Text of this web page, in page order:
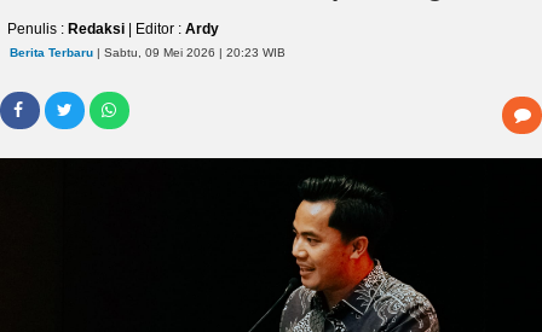
INTERNASIONAL
DUNIA
HEALTH
PROPERTY
Penulis : Redaksi | Editor : Ardy
Berita Terbaru | Sabtu, 09 Mei 2026 | 20:23 WIB